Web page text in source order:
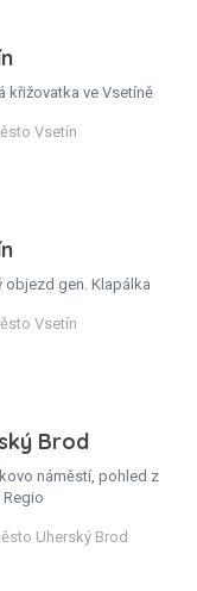
křižovatka ve Vsetíně
Vsetín
objezd gen. Klapálka
Vsetín
Brod
náměstí, pohled z
Regio
Uherský Brod